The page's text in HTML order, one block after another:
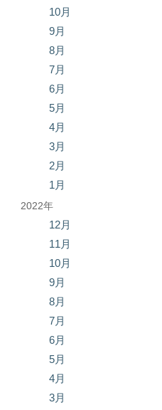
10月
9月
8月
7月
6月
5月
4月
3月
2月
1月
2022年
12月
11月
10月
9月
8月
7月
6月
5月
4月
3月